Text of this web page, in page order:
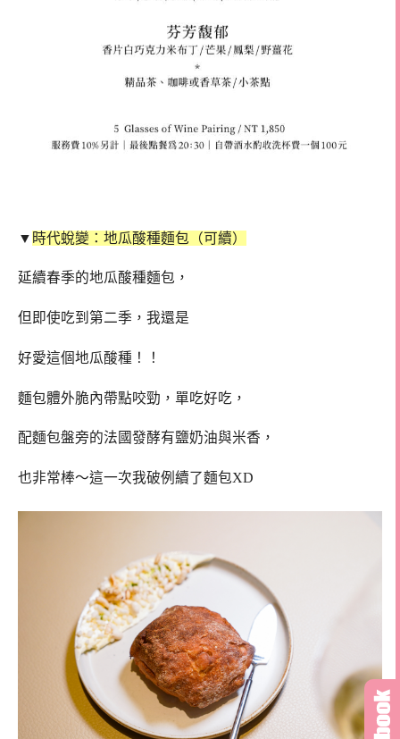
▼ 時代蛻變：地瓜酸種麵包（可續）
延續春季的地瓜酸種麵包，
但即使吃到第二季，我還是
好愛這個地瓜酸種！！
麵包體外脆內帶點咬勁，單吃好吃，
配麵包盤旁的法國發酵有鹽奶油與米香，
也非常棒～這一次我破例續了麵包XD